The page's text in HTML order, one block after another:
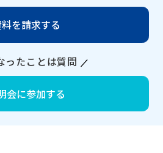
を請求する
ったことは質問
会に参加する